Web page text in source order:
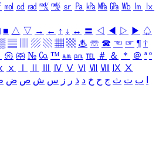
㏖ ㏅ ㎭ ㎮ ㎯ ㏛ ㎩ ㎪ ㎫ ㎬ ㏝ ㏐
㏓
■ △ ▽ → ← ↑ ↓ ↔ 〓 ◁ ◀ ▷ ▶ ♤
▤ ▨ ▧ ▦ ▩ ♨ ☏ ☎ ☜ ☞ ¶ †
㉿ ㈜ № ㏇ ™ ㏂ ㏘ ℡ ＃ ＆ ＊ ＠ ª º
ⅹ Ⅳ Ⅴ Ⅵ Ⅶ Ⅷ Ⅸ Ⅹ
ب ت ث ج ح خ د ذ ر ز س ش ص ض